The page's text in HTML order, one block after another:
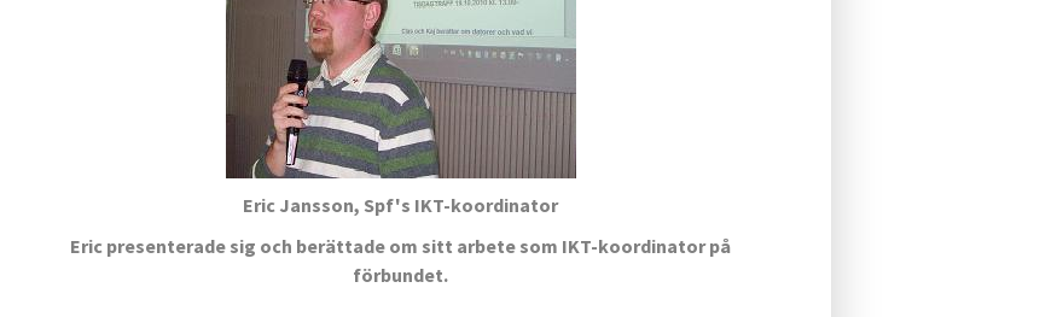
Eric Jansson, Spf's IKT-koordinator
Eric presenterade sig och berättade om sitt arbete som IKT-koordinator på
förbundet.